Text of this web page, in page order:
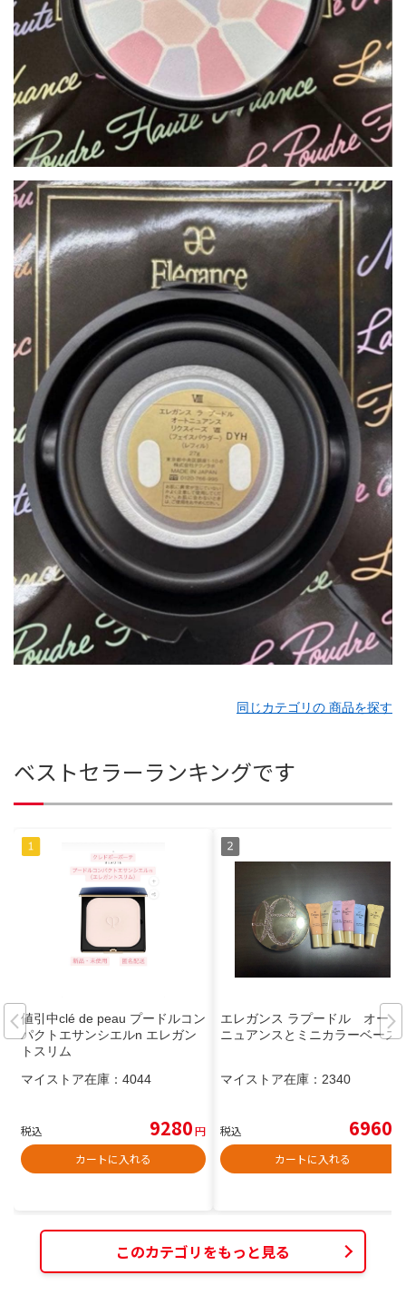
同じカテゴリの 商品を探す
ベストセラーランキングです
値引中clé de peau プードルコン
パクトエサンシエルn エレガン
トスリム
マイストア在庫： 4044
税込 9280円
カートに入れる
エレガンス ラプードル オート
ニュアンスとミニカラーベース
マイストア在庫： 2340
税込 6960
カートに入れる
このカテゴリをもっと見る